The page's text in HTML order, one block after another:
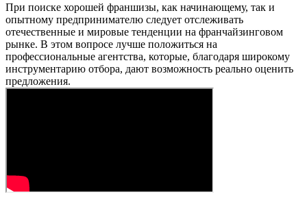
При поиске хорошей франшизы, как начинающему, так и
опытному предпринимателю следует отслеживать
отечественные и мировые тенденции на франчайзинговом
рынке. В этом вопросе лучше положиться на
профессиональные агентства, которые, благодаря широкому
инструментарию отбора, дают возможность реально оценить
предложения.